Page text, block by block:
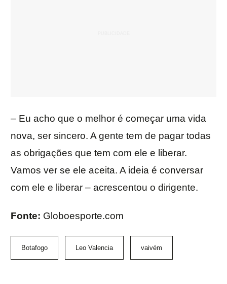
– Eu acho que o melhor é começar uma vida
nova, ser sincero. A gente tem de pagar todas
as obrigações que tem com ele e liberar.
Vamos ver se ele aceita. A ideia é conversar
com ele e liberar – acrescentou o dirigente.
Fonte: Globoesporte.com
Botafogo Leo Valencia vaivém